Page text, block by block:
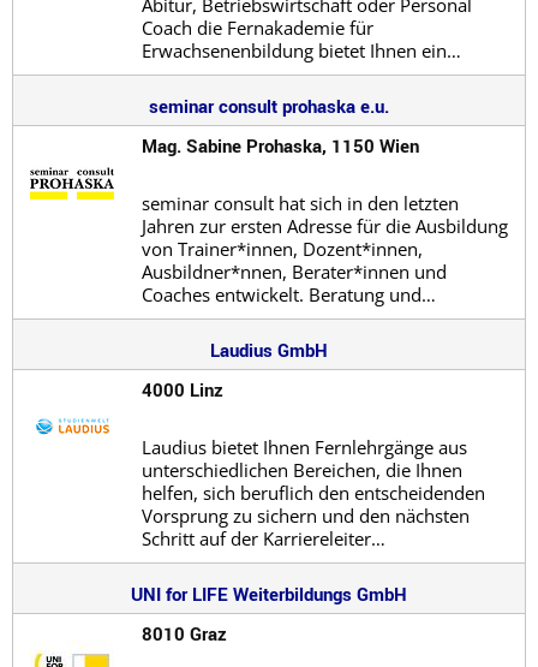
Coach die Fernakademie für
Erwachsenenbildung bietet Ihnen ein…
seminar consult prohaska e.u.
Mag. Sabine Prohaska, 1150 Wien
seminar consult hat sich in den letzten
Jahren zur ersten Adresse für die Ausbildung
von Trainer*innen, Dozent*innen,
Ausbildner*nnen, Berater*innen und
Coaches entwickelt. Beratung und…
Laudius GmbH
4000 Linz
Laudius bietet Ihnen Fernlehrgänge aus
unterschiedlichen Bereichen, die Ihnen
helfen, sich beruflich den entscheidenden
Vorsprung zu sichern und den nächsten
Schritt auf der Karriereleiter…
UNI for LIFE Weiterbildungs GmbH
8010 Graz